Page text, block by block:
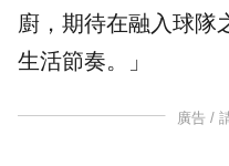
廚，期待在融入球隊
生活節奏。」
廣告 /